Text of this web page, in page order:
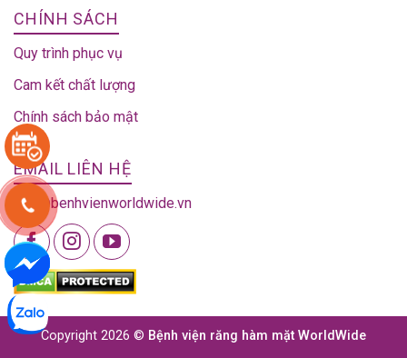
CHÍNH SÁCH
Quy trình phục vụ
Cam kết chất lượng
Chính sách bảo mật
EMAIL LIÊN HỆ
info@benhvienworldwide.vn
Copyright 2026 © Bệnh viện răng hàm mặt WorldWide